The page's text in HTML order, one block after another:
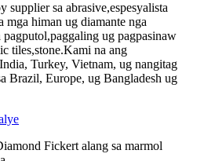
supplier sa abrasive,espesyalista
mga himan ug diamante nga
pagputol,paggaling ug pagpasinaw
tiles,stone.Kami na ang
Turkey, Vietnam, ug nangitag
Brazil, Europe, ug Bangladesh ug